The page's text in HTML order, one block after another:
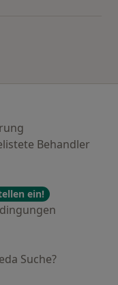
Behandler
ein!
Suche?